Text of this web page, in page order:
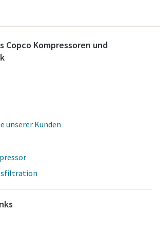
Copco Kompressoren und
unserer Kunden